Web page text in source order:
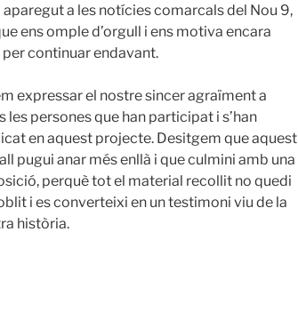
aparegut a les notícies comarcals del Nou 9,
ens omple d’orgull i ens motiva encara
per continuar endavant.
expressar el nostre sincer agraïment a
les persones que han participat i s’han
en aquest projecte. Desitgem que aquest
pugui anar més enllà i que culmini amb una
perquè tot el material recollit no quedi
i es converteixi en un testimoni viu de la
història.